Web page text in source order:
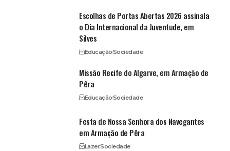
Escolhas de Portas Abertas 2026 assinala
o Dia Internacional da Juventude, em
Silves
EducaçãoSociedade
Missão Recife do Algarve, em Armação de
Pêra
EducaçãoSociedade
Festa de Nossa Senhora dos Navegantes
em Armação de Pêra
LazerSociedade